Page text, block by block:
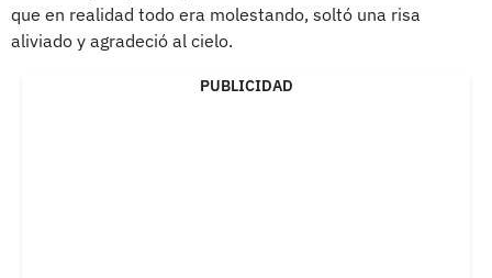
que en realidad todo era molestando, soltó una risa
aliviado y agradeció al cielo.
PUBLICIDAD